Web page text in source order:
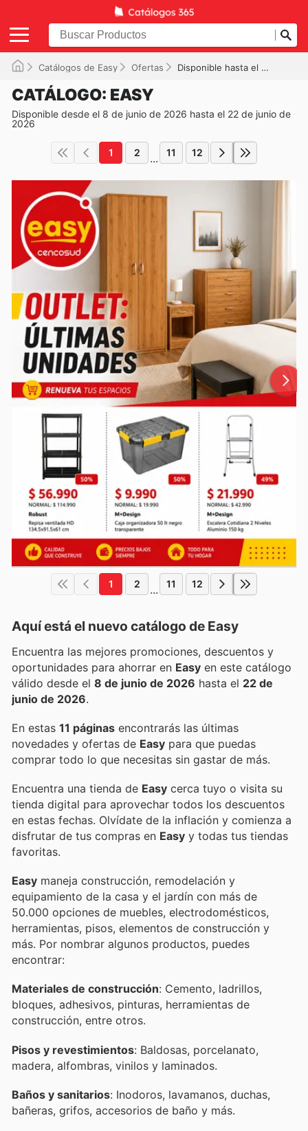
Catálogos de Easy Ofertas Disponible hasta el 22-06-2026
CATÁLOGO: EASY
Disponible desde el 8 de junio de 2026 hasta el 22 de junio de
2026
1 2 ... 11 12
1 2 ... 11 12
Aquí está el nuevo catálogo de Easy
Encuentra las mejores promociones, descuentos y
oportunidades para ahorrar en Easy en este catálogo
válido desde el 8 de junio de 2026 hasta el 22 de
junio de 2026.
En estas 11 páginas encontrarás las últimas
novedades y ofertas de Easy para que puedas
comprar todo lo que necesitas sin gastar de más.
Encuentra una tienda de Easy cerca tuyo o visita su
tienda digital para aprovechar todos los descuentos
en estas fechas. Olvídate de la inflación y comienza a
disfrutar de tus compras en Easy y todas tus tiendas
favoritas.
Easy maneja construcción, remodelación y
equipamiento de la casa y el jardín con más de
50.000 opciones de muebles, electrodomésticos,
herramientas, pisos, elementos de construcción y
más. Por nombrar algunos productos, puedes
encontrar:
Materiales de construcción: Cemento, ladrillos,
bloques, adhesivos, pinturas, herramientas de
construcción, entre otros.
Pisos y revestimientos: Baldosas, porcelanato,
madera, alfombras, vinilos y laminados.
Baños y sanitarios: Inodoros, lavamanos, duchas,
bañeras, grifos, accesorios de baño y más.